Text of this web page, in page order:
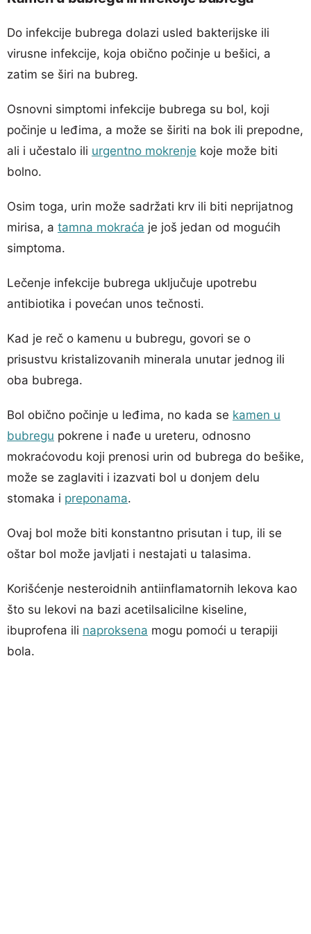
Do infekcije bubrega dolazi usled bakterijske ili
virusne infekcije, koja obično počinje u bešici, a
zatim se širi na bubreg.
Osnovni simptomi infekcije bubrega su bol, koji
počinje u leđima, a može se širiti na bok ili prepodne,
ali i učestalo ili urgentno mokrenje koje može biti
bolno.
Osim toga, urin može sadržati krv ili biti neprijatnog
mirisa, a tamna mokraća je još jedan od mogućih
simptoma.
Lečenje infekcije bubrega uključuje upotrebu
antibiotika i povećan unos tečnosti.
Kad je reč o kamenu u bubregu, govori se o
prisustvu kristalizovanih minerala unutar jednog ili
oba bubrega.
Bol obično počinje u leđima, no kada se kamen u
bubregu pokrene i nađe u ureteru, odnosno
mokraćovodu koji prenosi urin od bubrega do bešike,
može se zaglaviti i izazvati bol u donjem delu
stomaka i preponama.
Ovaj bol može biti konstantno prisutan i tup, ili se
oštar bol može javljati i nestajati u talasima.
Korišćenje nesteroidnih antiinflamatornih lekova kao
što su lekovi na bazi acetilsalicilne kiseline,
ibuprofena ili naproksena mogu pomoći u terapiji
bola.